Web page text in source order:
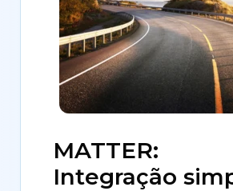
MATTER:
Integração